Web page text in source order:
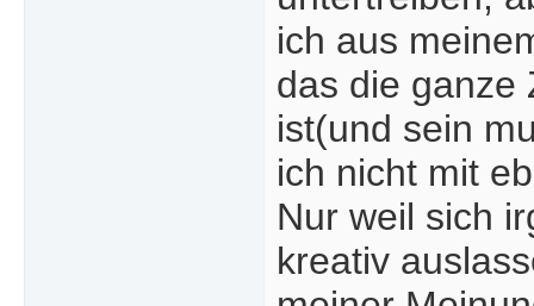
ich aus
das die ganze
ist(und sein
ich nicht mit
Nur weil sich
kreativ